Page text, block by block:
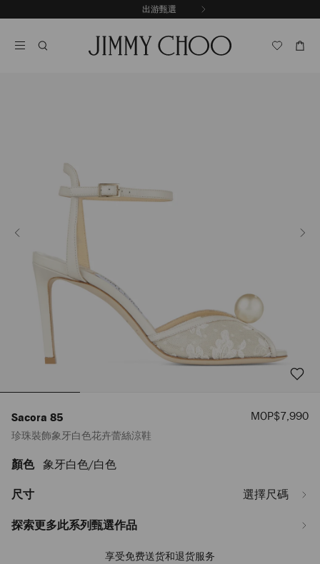
至
探索新品
出游甄選
Sacora 85
珍珠裝飾象牙白色花卉蕾絲涼鞋
優
MOP$7,990
https://www.jimmychoo.com/mo/hy_MO/%E5%A5%B3%E5%A3%AB/
SACORA85FXW000698.html
顏色 象牙白色/白色
探索更多此系列甄選作品
尺寸 選擇尺碼
享受免费送货和退货服务